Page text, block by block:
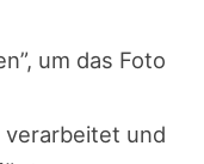
um das Foto
verarbeitet und